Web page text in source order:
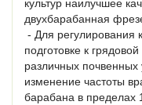
культур наилучшее
двухбарабанная
 - Для
подготовке к
различных
изменение частоты
барабана в пределах